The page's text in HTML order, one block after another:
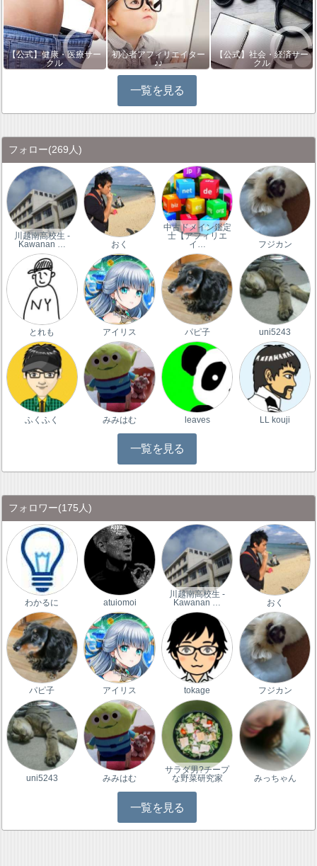
【公式】健康・医療サー
クル
初心者アフィリエイター
♪♪
【公式】社会・経済サー
クル
一覧を見る
フォロー(269人)
川越南高校生 -
Kawanan …
おく
中古ドメイン鑑定
士【アフィリエ
イ…
フジカン
とれも アイリス パピ子 uni5243
ふくふく みみはむ leaves LL kouji
一覧を見る
フォロワー(175人)
わかるに atuiomoi
川越南高校生 -
Kawanan …
おく
パピ子 アイリス tokage フジカン
uni5243 みみはむ
サラダ男?チープ
な野菜研究家
みっちゃん
一覧を見る